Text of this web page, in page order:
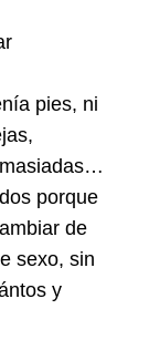
pies, ni
porque
de
sexo, sin
y